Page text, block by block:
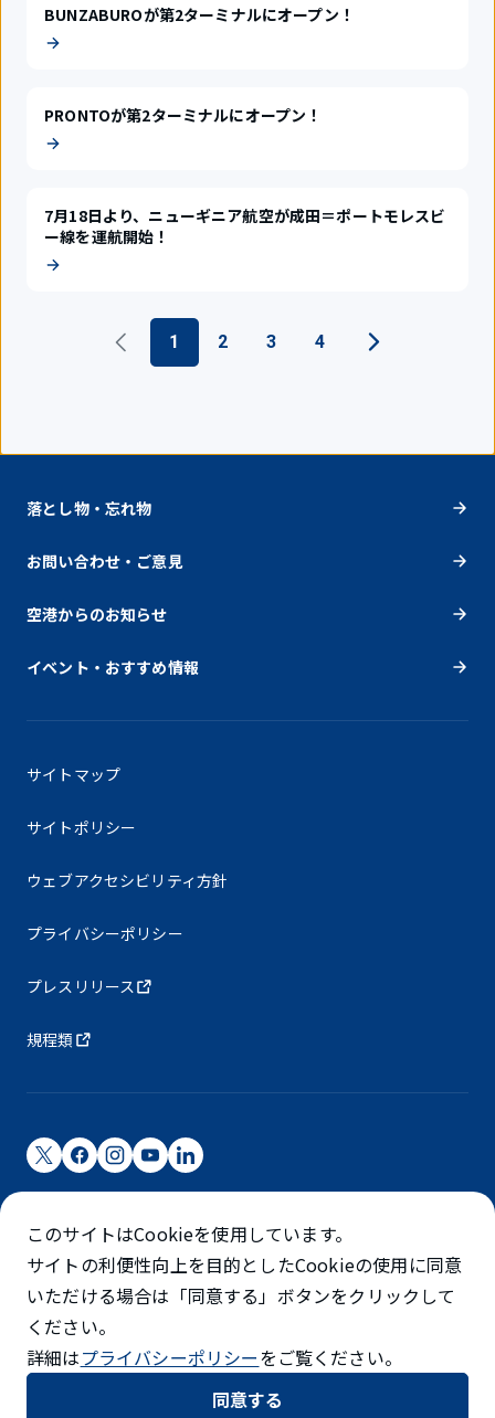
BUNZABUROが第2ターミナルにオープン！
PRONTOが第2ターミナルにオープン！
7月18日より、ニューギニア航空が成田＝ポートモレスビ
ー線を運航開始！
1 2 3 4
落とし物・忘れ物
お問い合わせ・ご意見
空港からのお知らせ
イベント・おすすめ情報
サイトマップ
サイトポリシー
ウェブアクセシビリティ方針
プライバシーポリシー
プレスリリース
規程類
成田国際空港株式会社
成田国際空港は成田国際空港㈱（NAA）が運営しています
©NARITA INTERNATIONAL AIRPORT CORPORATION
SKYTRAX
5スターエアポート
このサイトはCookieを使用しています。
サイトの利便性向上を目的としたCookieの使用に同意
いただける場合は「同意する」ボタンをクリックして
ください。
詳細はプライバシーポリシーをご覧ください。
同意する